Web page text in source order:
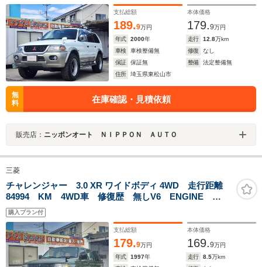
支払総額
189.9万円
本体価格
179.9万円
年式
2000年 走行 12.8万km
車検
車検整備無 修復
なし
保証
保証無 整備
法定整備無
住所
埼玉県東松山市
無
料
在庫確認・見積依頼
販売店： ニッポンオート ＮＩＰＰＯＮ ＡＵＴＯ
三菱
チャレンジャー 3.0 XR ワイドボディ 4WD 走行距離
84994 KM 4WD車 修復歴 無しV6 ENGINE
WIDE BODYアルミホイール 寒冷地仕様車 寒冷地仕
様車 運転席エアバッグ 助手席エアバッグ
購入プラン付
支払総額
179.9万円
本体価格
169.9万円
年式
1997年 走行 8.5万km